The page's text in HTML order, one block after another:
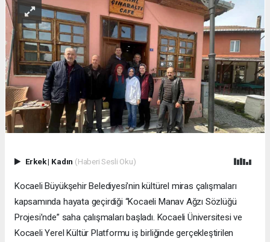
Erkek| Kadın (Haberi Sesli Oku)
Kocaeli Büyükşehir Belediyesi’nin kültürel miras çalışmaları
kapsamında hayata geçirdiği “Kocaeli Manav Ağzı Sözlüğü
Projesi’nde” saha çalışmaları başladı. Kocaeli Üniversitesi ve
Kocaeli Yerel Kültür Platformu iş birliğinde gerçekleştirilen